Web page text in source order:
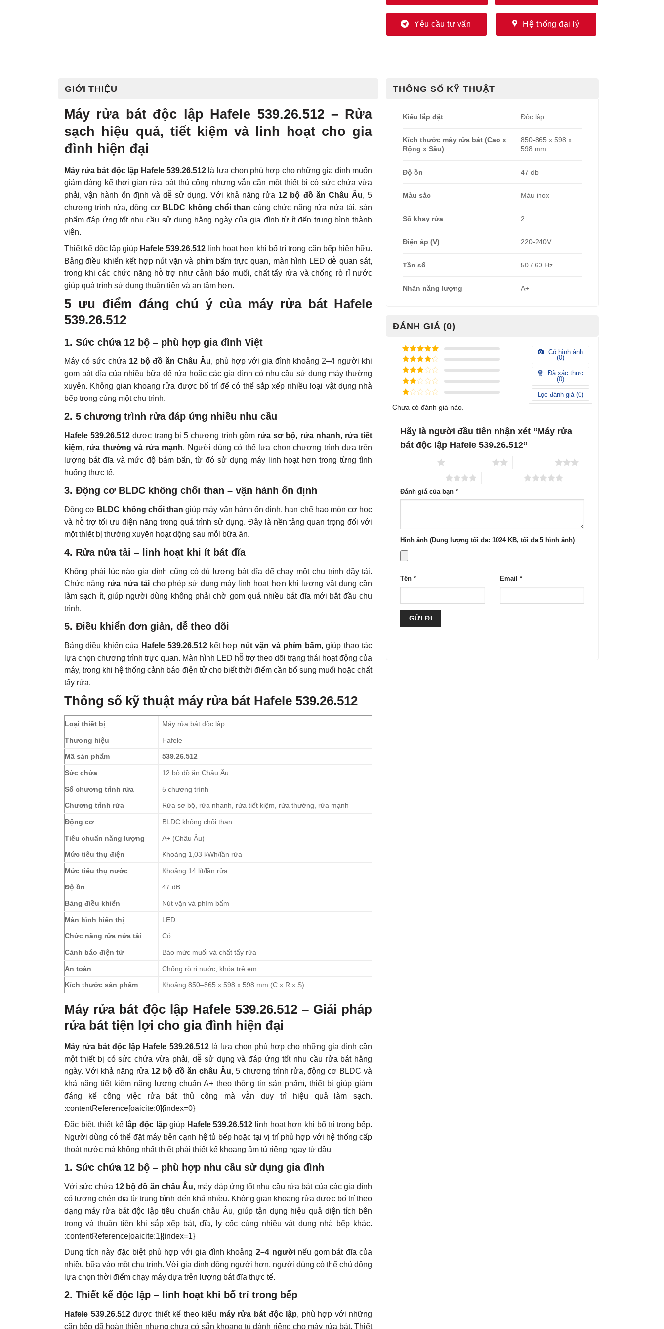
Yêu cầu tư vấn Hệ thống đại lý
GIỚI THIỆU
Máy rửa bát độc lập Hafele 539.26.512 – Rửa
sạch hiệu quả, tiết kiệm và linh hoạt cho gia
đình hiện đại
Máy rửa bát độc lập Hafele 539.26.512 là lựa chọn phù hợp cho những gia đình muốn
giảm đáng kể thời gian rửa bát thủ công nhưng vẫn cần một thiết bị có sức chứa vừa
phải, vận hành ổn định và dễ sử dụng. Với khả năng rửa 12 bộ đồ ăn Châu Âu, 5
chương trình rửa, động cơ BLDC không chổi than cùng chức năng rửa nửa tải, sản
phẩm đáp ứng tốt nhu cầu sử dụng hằng ngày của gia đình từ ít đến trung bình thành
viên.
Thiết kế độc lập giúp Hafele 539.26.512linh hoạt hơn khi bố trí trong căn bếp hiện hữu.
Bảng điều khiển kết hợp nút vặn và phím bấm trực quan, màn hình LED dễ quan sát,
trong khi các chức năng hỗ trợ như cảnh báo muối, chất tẩy rửa và chống rò rỉ nước
giúp quá trình sử dụng thuận tiện và an tâm hơn.
5 ưu điểm đáng chú ý của máy rửa bát Hafele
539.26.512
1. Sức chứa 12 bộ – phù hợp gia đình Việt
Máy có sức chứa 12 bộ đồ ăn Châu Âu, phù hợp với gia đình khoảng 2–4 người khi
gom bát đĩa của nhiều bữa để rửa hoặc các gia đình có nhu cầu sử dụng máy thường
xuyên. Không gian khoang rửa được bố trí để có thể sắp xếp nhiều loại vật dụng nhà
bếp trong cùng một chu trình.
2. 5 chương trình rửa đáp ứng nhiều nhu cầu
Hafele 539.26.512 được trang bị 5 chương trình gồm rửa sơ bộ, rửa nhanh, rửa tiết
kiệm, rửa thường và rửa mạnh. Người dùng có thể lựa chọn chương trình dựa trên
lượng bát đĩa và mức độ bám bẩn, từ đó sử dụng máy linh hoạt hơn trong từng tình
huống thực tế.
3. Động cơ BLDC không chổi than – vận hành ổn định
Động cơ BLDC không chổi than giúp máy vận hành ổn định, hạn chế hao mòn cơ học
và hỗ trợ tối ưu điện năng trong quá trình sử dụng. Đây là nền tảng quan trọng đối với
một thiết bị thường xuyên hoạt động sau mỗi bữa ăn.
4. Rửa nửa tải – linh hoạt khi ít bát đĩa
Không phải lúc nào gia đình cũng có đủ lượng bát đĩa để chạy một chu trình đầy tải.
Chức năng rửa nửa tải cho phép sử dụng máy linh hoạt hơn khi lượng vật dụng cần
làm sạch ít, giúp người dùng không phải chờ gom quá nhiều bát đĩa mới bắt đầu chu
trình.
5. Điều khiển đơn giản, dễ theo dõi
Bảng điều khiển của Hafele 539.26.512 kết hợp nút vặn và phím bấm, giúp thao tác
lựa chọn chương trình trực quan. Màn hình LED hỗ trợ theo dõi trạng thái hoạt động của
máy, trong khi hệ thống cảnh báo điện tử cho biết thời điểm cần bổ sung muối hoặc chất
tẩy rửa.
Thông số kỹ thuật máy rửa bát Hafele 539.26.512
Loại thiết bị Máy rửa bát độc lập
Thương hiệu Hafele
Mã sản phẩm 539.26.512
Sức chứa 12 bộ đồ ăn Châu Âu
Số chương trình rửa 5 chương trình
Chương trình rửa Rửa sơ bộ, rửa nhanh, rửa tiết kiệm, rửa thường, rửa mạnh
Động cơ BLDC không chổi than
Tiêu chuẩn năng lượng A+ (Châu Âu)
Mức tiêu thụ điện Khoảng 1,03 kWh/lần rửa
Mức tiêu thụ nước Khoảng 14 lít/lần rửa
Độ ồn 47 dB
Bảng điều khiển Nút vặn và phím bấm
Màn hình hiển thị LED
Chức năng rửa nửa tải Có
Cảnh báo điện tử Báo mức muối và chất tẩy rửa
An toàn Chống rò rỉ nước, khóa trẻ em
Kích thước sản phẩm Khoảng 850–865 x 598 x 598 mm (C x R x S)
Máy rửa bát độc lập Hafele 539.26.512 – Giải pháp
rửa bát tiện lợi cho gia đình hiện đại
Máy rửa bát độc lập Hafele 539.26.512là lựa chọn phù hợp cho những gia đình cần
một thiết bị có sức chứa vừa phải, dễ sử dụng và đáp ứng tốt nhu cầu rửa bát hằng
ngày. Với khả năng rửa 12 bộ đồ ăn châu Âu, 5 chương trình rửa, động cơ BLDC và
khả năng tiết kiệm năng lượng chuẩn A+ theo thông tin sản phẩm, thiết bị giúp giảm
đáng kể công việc rửa bát thủ công mà vẫn duy trì hiệu quả làm sạch.
:contentReference[oaicite:0]{index=0}
Đặc biệt, thiết kế lắp độc lập giúp Hafele 539.26.512 linh hoạt hơn khi bố trí trong bếp.
Người dùng có thể đặt máy bên cạnh hệ tủ bếp hoặc tại vị trí phù hợp với hệ thống cấp
thoát nước mà không nhất thiết phải thiết kế khoang âm tủ riêng ngay từ đầu.
1. Sức chứa 12 bộ – phù hợp nhu cầu sử dụng gia đình
Với sức chứa 12 bộ đồ ăn châu Âu, máy đáp ứng tốt nhu cầu rửa bát của các gia đình
có lượng chén đĩa từ trung bình đến khá nhiều. Không gian khoang rửa được bố trí theo
dạng máy rửa bát độc lập tiêu chuẩn châu Âu, giúp tận dụng hiệu quả diện tích bên
trong và thuận tiện khi sắp xếp bát, đĩa, ly cốc cùng nhiều vật dụng nhà bếp khác.
:contentReference[oaicite:1]{index=1}
Dung tích này đặc biệt phù hợp với gia đình khoảng2–4 ngườinếu gom bát đĩa của
nhiều bữa vào một chu trình. Với gia đình đông người hơn, người dùng có thể chủ động
lựa chọn thời điểm chạy máy dựa trên lượng bát đĩa thực tế.
2. Thiết kế độc lập – linh hoạt khi bố trí trong bếp
Hafele 539.26.512được thiết kế theo kiểu máy rửa bát độc lập, phù hợp với những
căn bếp đã hoàn thiện nhưng chưa có sẵn khoang tủ dành riêng cho máy rửa bát. Thiết
THÔNG SỐ KỸ THUẬT
Kiểu lắp đặt Độc lập
Kích thước máy rửa bát (Cao x
Rộng x Sâu)
850-865 x 598 x
598 mm
Độ ồn 47 db
Màu sắc Màu inox
Số khay rửa 2
Điện áp (V) 220-240V
Tần số 50 / 60 Hz
Nhãn năng lượng A+
ĐÁNH GIÁ (0)
Được xếp
hạng
5
5
sao
Được xếp
hạng
4
5
sao
Được
xếp
hạng3
Được
hạng
2 5
xếp
5
Có hình ảnh
(0)
Đã xác thực
(0)
Lọc đánh giá (0)
Chưa có đánh giá nào.
Hãy là người đầu tiên nhận xét “Máy rửa
bát độc lập Hafele 539.26.512”
Đánh giá của bạn*
Hình ảnh (Dung lượng tối đa: 1024 KB, tối đa 5 hình ảnh)
Tên* Email *